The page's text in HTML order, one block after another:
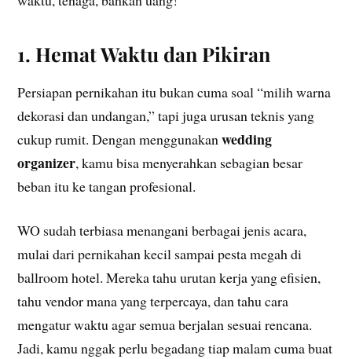
1. Hemat Waktu dan Pikiran
Persiapan pernikahan itu bukan cuma soal “milih warna
dekorasi dan undangan,” tapi juga urusan teknis yang
cukup rumit. Dengan menggunakanwedding
organizer, kamu bisa menyerahkan sebagian besar
beban itu ke tangan profesional.
WO sudah terbiasa menangani berbagai jenis acara,
mulai dari pernikahan kecil sampai pesta megah di
ballroom hotel. Mereka tahu urutan kerja yang efisien,
tahu vendor mana yang terpercaya, dan tahu cara
mengatur waktu agar semua berjalan sesuai rencana.
Jadi, kamu nggak perlu begadang tiap malam cuma buat